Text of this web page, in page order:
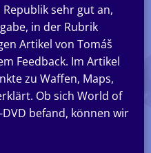
sehr gut an,
in der Rubrik
Artikel von Tomáš
Feedback. Im Artikel
zu Waffen, Maps,
Ob sich World of
befand, können wir